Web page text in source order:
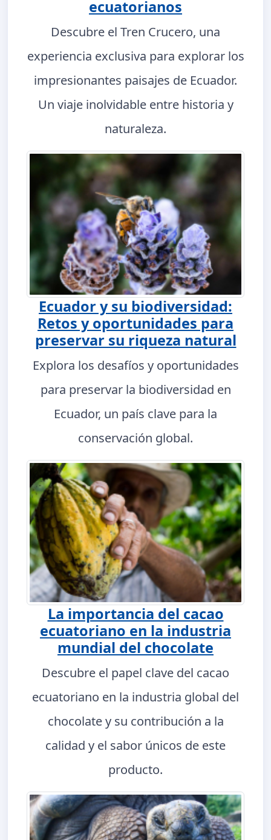
ecuatorianos
Descubre el Tren Crucero, una
experiencia exclusiva para explorar los
impresionantes paisajes de Ecuador.
Un viaje inolvidable entre historia y
naturaleza.
Ecuador y su biodiversidad:
Retos y oportunidades para
preservar su riqueza natural
Explora los desafíos y oportunidades
para preservar la biodiversidad en
Ecuador, un país clave para la
conservación global.
La importancia del cacao
ecuatoriano en la industria
mundial del chocolate
Descubre el papel clave del cacao
ecuatoriano en la industria global del
chocolate y su contribución a la
calidad y el sabor únicos de este
producto.